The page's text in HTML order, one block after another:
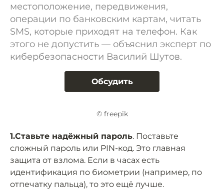
местоположение, передвижения,
операции по банковским картам, читать
SMS, которые приходят на телефон. Как
этого не допустить — объяснил эксперт по
кибербезопасности Василий Шутов.
Обсудить
© freepik
1.Ставьте надёжный пароль. Поставьте
сложный пароль или PIN-код. Это главная
защита от взлома. Если в часах есть
идентификация по биометрии (например, по
отпечатку пальца), то это ещё лучше.